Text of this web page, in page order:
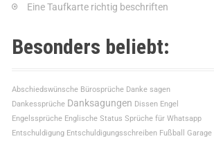
Eine Taufkarte richtig beschriften
Besonders beliebt:
Abschiedswünsche Bürosprüche Danke sagen
Dankessprüche Danksagungen Dissen Engel
Engelssprüche Englische Status Sprüche für Whatsapp
Entschuldigung Entschuldigungsschreiben Fußball Garage